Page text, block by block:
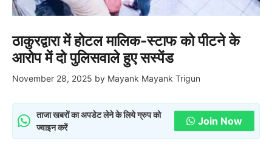
ठाकुरद्वारा में होटल मालिक-स्टाफ को पीटने के
आरोप में दो पुलिसवाले हुए सस्पेंड
November 28, 2025 by Mayank Mayank Trigun
ताजा खबरों का अपडेट लेने के लिये ग्रुप को
ज्वाइन करें
Join Now